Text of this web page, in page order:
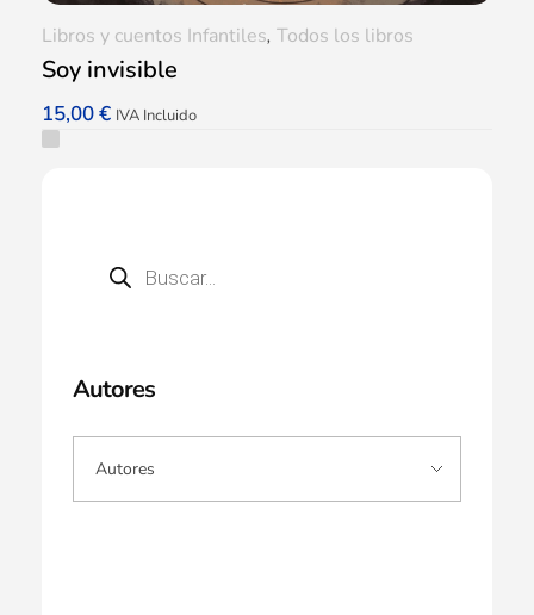
Soy invisible
15,00€ IVA Incluido
Libros y cuentos Infantiles, Todos los libros
Autores